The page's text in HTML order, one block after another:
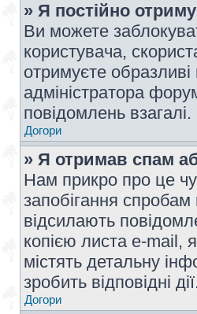
» Я постійно
Ви можете
користувача,
отримуєте
адміністратора
повідомлень взагалі.
Догори
» Я отримав спам
Нам прикро про це
запобігання спробам
відсилають
копією листа e-mail,
містять детальну
зробить відповідні дії.
Догори